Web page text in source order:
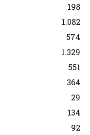
198
1.082
574
1.329
551
364
29
134
92